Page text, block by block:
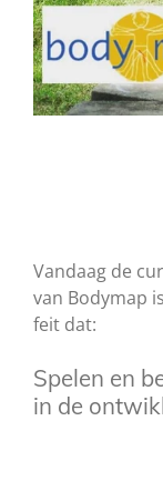
Vandaag de
van Bodymap
feit dat:
Spelen en
in de